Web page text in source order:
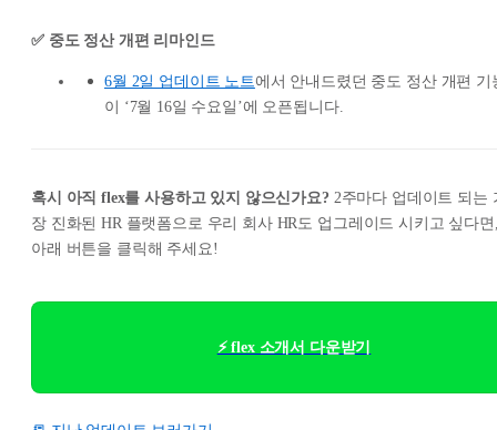
✅ 중도 정산 개편 리마인드
6월 2일 업데이트 노트에서 안내드렸던 중도 정산 개편 기
이 ‘7월 16일 수요일’에 오픈됩니다.
혹시 아직 flex를 사용하고 있지 않으신가요? 2주마다 업데이트 되는
장 진화된 HR 플랫폼으로 우리 회사 HR도 업그레이드 시키고 싶다
아래 버튼을 클릭해 주세요!
⚡ flex 소개서 다운받기